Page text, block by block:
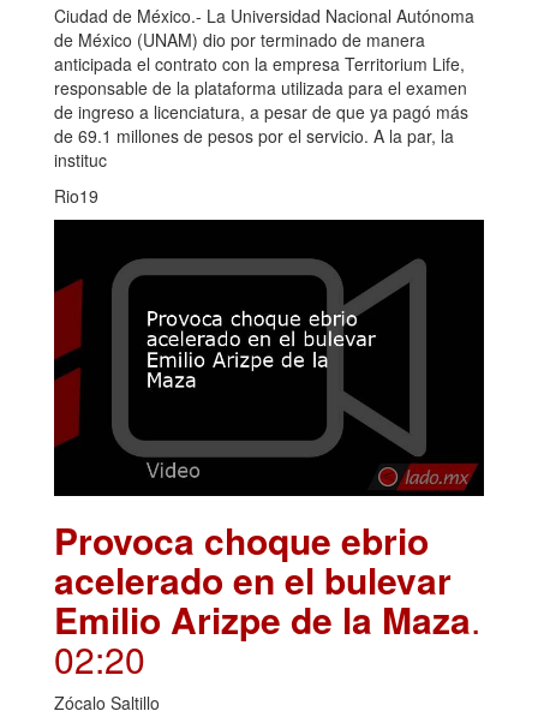
Ciudad de México.- La Universidad Nacional Autónoma
de México (UNAM) dio por terminado de manera
anticipada el contrato con la empresa Territorium Life,
responsable de la plataforma utilizada para el examen
de ingreso a licenciatura, a pesar de que ya pagó más
de 69.1 millones de pesos por el servicio. A la par, la
instituc
Rio19
Provoca choque ebrio
acelerado en el bulevar
Emilio Arizpe de la Maza.
02:20
Zócalo Saltillo